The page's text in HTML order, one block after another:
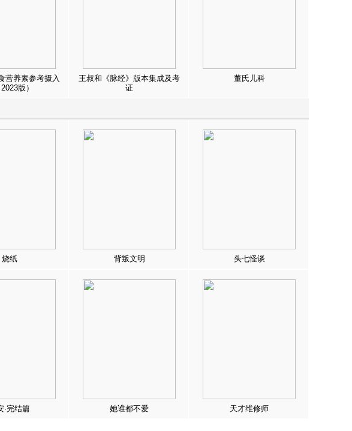
营养素参考摄入
版）
王叔和《脉经》版本集成及考
证
董氏儿科
烧纸 背叛文明 头七怪谈
·完结篇 她谁都不爱 天才维修师